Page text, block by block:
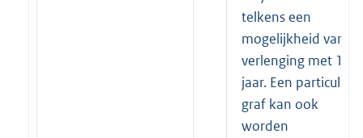
telkens een
mogelijkheid van
verlenging met 10
jaar. Een particulier
graf kan ook
worden